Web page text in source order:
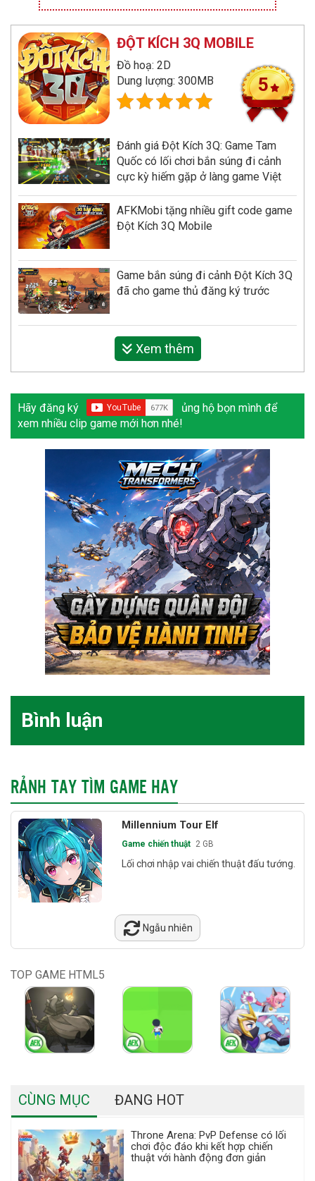
ĐỘT KÍCH 3Q MOBILE
Đồ hoạ: 2D
Dung lượng: 300MB
5
Đánh giá Đột Kích 3Q: Game Tam
Quốc có lối chơi bắn súng đi cảnh
cực kỳ hiếm gặp ở làng game Việt
AFKMobi tặng nhiều gift code game
Đột Kích 3Q Mobile
Game bắn súng đi cảnh Đột Kích 3Q
đã cho game thủ đăng ký trước
Xem thêm
Hãy đăng ký
ủng hộ bọn mình để
xem nhiều clip game mới hơn nhé!
Bình luận
RẢNH TAY TÌM GAME HAY
Millennium Tour Elf
Game chiến thuật 2 GB
Lối chơi nhập vai chiến thuật đấu tướng.
Ngẫu nhiên
TOP GAME HTML5
CÙNG MỤC ĐANG HOT
Throne Arena: PvP Defense có lối
chơi độc đáo khi kết hợp chiến
thuật với hành động đơn giản